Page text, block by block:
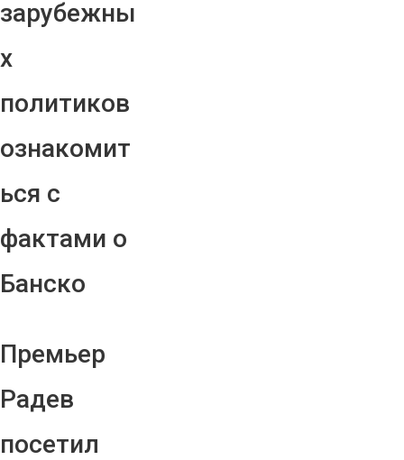
зарубежны
х
политиков
ознакомит
ься с
фактами о
Банско
Премьер
Радев
посетил